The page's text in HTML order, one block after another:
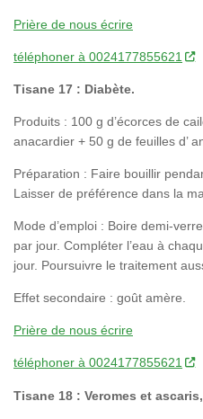
Prière de nous écrire
téléphoner à 0024177855621
Tisane 17 : Diabète.
Produits : 100 g d’écorces de
anacardier + 50 g de feuilles d’
Préparation : Faire bouillir
Laisser de préférence dans la
Mode d’emploi : Boire demi-
par jour. Compléter l’eau à
jour. Poursuivre le traitement
Effet secondaire : goût amère.
Prière de nous écrire
téléphoner à 0024177855621
Tisane 18 : Veromes et